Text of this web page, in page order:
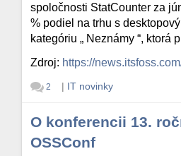
spoločnosti StatCounter za
% podiel na trhu s
kategóriu „ Neznámy “, ktorá
Zdroj: https://
2 | IT novinky
O konferencii 13.
OSSConf